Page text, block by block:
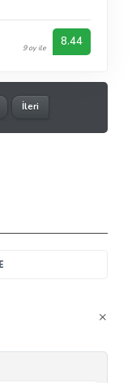
9 oy ile 8.44
İleri